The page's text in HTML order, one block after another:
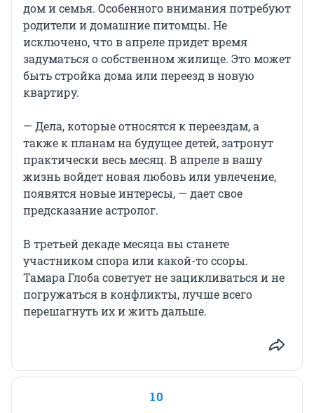
дом и семья. Особенного внимания потребуют
родители и домашние питомцы. Не
исключено, что в апреле придет время
задуматься о собственном жилище. Это может
быть стройка дома или переезд в новую
квартиру.
— Дела, которые относятся к переездам, а
также к планам на будущее детей, затронут
практически весь месяц. В апреле в вашу
жизнь войдет новая любовь или увлечение,
появятся новые интересы, — дает свое
предсказание астролог.
В третьей декаде месяца вы станете
участником спора или какой-то ссоры.
Тамара Глоба советует не зацикливаться и не
погружаться в конфликты, лучше всего
перешагнуть их и жить дальше.
10